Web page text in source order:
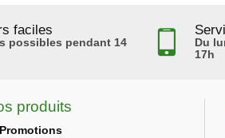
faciles
possibles pendant 14
Du
17h
produits
Promotions